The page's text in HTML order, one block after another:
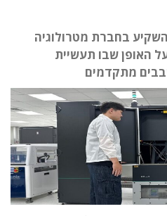
בחברת מטרולוגיה
האופן שבו תעשיית
מתקדמים